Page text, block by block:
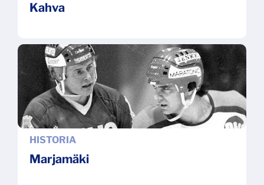
Kahva
Marjamäki
HISTORIA